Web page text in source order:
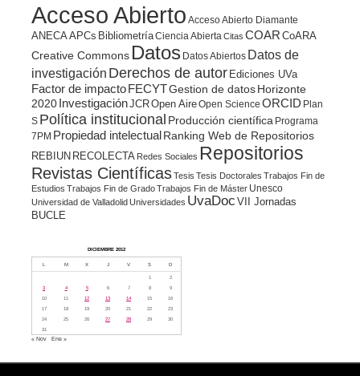
Acceso Abierto Acceso Abierto Diamante
ANECA APCs BibliometríaCiencia Abierta Citas COAR CoARA
Creative Commons Datos Datos Abiertos Datos de
investigación Derechos de autor Ediciones UVa
Factor de impacto FECYTGestion de datosHorizonte
2020 InvestigaciónJCROpen AireOpen Science ORCID Plan
S Política institucional Producción científica Programa
7PM Propiedad intelectualRanking Web de Repositorios
REBIUN RECOLECTA Redes Sociales Repositorios
Revistas CientíficasTesis Tesis Doctorales Trabajos Fin de
Estudios Trabajos Fin de GradoTrabajos Fin de Máster Unesco
Universidad de ValladolidUniversidades UvaDoc VII Jornadas
BUCLE
DICIEMBRE 2012
L M X J V S D
1
2
3
4 5 6 7 8
9
10
11 12 13 14 15
16
17
18 19 20 21 22
23
24
25 26 27 28 29
30
31
« Nov Ene »